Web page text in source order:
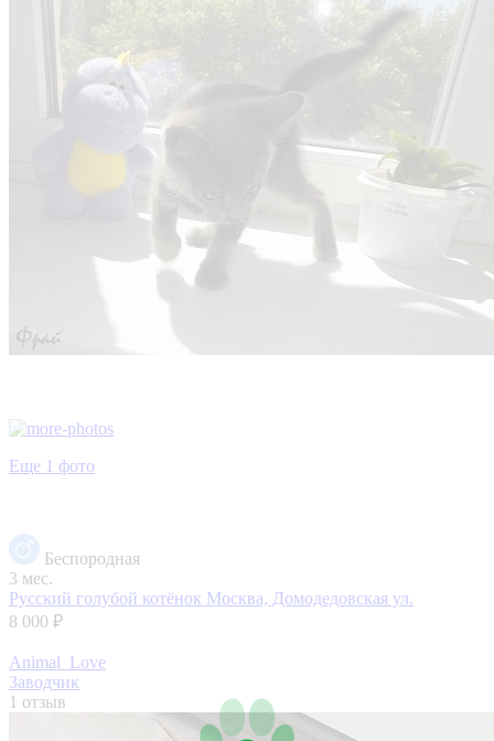
Еще 1 фото
Беспородная
3 мес.
Русский голубой котёнок Москва, Домодедовская ул.
8 000 ₽
Animal_Love
Заводчик
1 отзыв